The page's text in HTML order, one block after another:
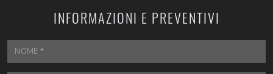
INFORMAZIONI E PREVENTIVI